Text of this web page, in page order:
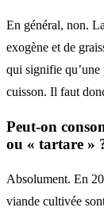
En général, non.
exogène et de
qui signifie qu’une
cuisson. Il faut
Peut-on
ou « tartare »
Absolument. En
viande cultivée